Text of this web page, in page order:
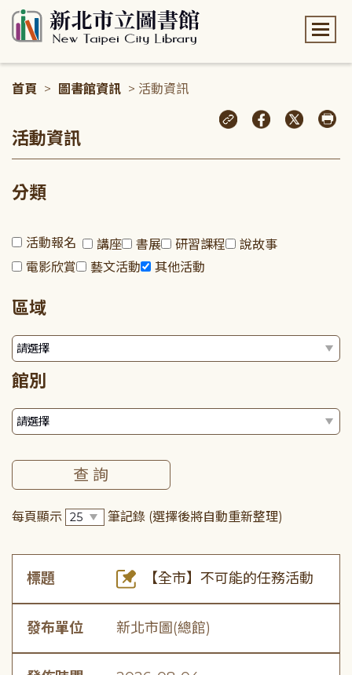
首頁 > 圖書館資訊 > 活動資訊
活動資訊
分類
活動報名 講座 書展 研習課程
說故事
電影欣賞
藝文活動 其他活動
區域
館別
每頁顯示 筆記錄 (選擇後將自動重新整理)
標題 【全市】不可能的任務活動
發布單位 新北市圖(總館)